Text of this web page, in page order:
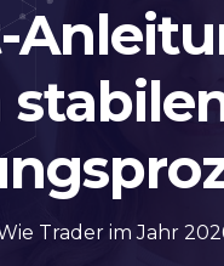
Trader im Jahr